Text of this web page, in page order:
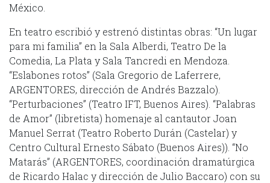
México.
En teatro escribió y estrenó distintas obras: “Un lugar
para mi familia” en la Sala Alberdi, Teatro De la
Comedia, La Plata y Sala Tancredi en Mendoza.
“Eslabones rotos” (Sala Gregorio de Laferrere,
ARGENTORES, dirección de Andrés Bazzalo).
“Perturbaciones” (Teatro IFT, Buenos Aires). “Palabras
de Amor” (libretista) homenaje al cantautor Joan
Manuel Serrat (Teatro Roberto Durán (Castelar) y
Centro Cultural Ernesto Sábato (Buenos Aires)). “No
Matarás” (ARGENTORES, coordinación dramatúrgica
de Ricardo Halac y dirección de Julio Baccaro) con su